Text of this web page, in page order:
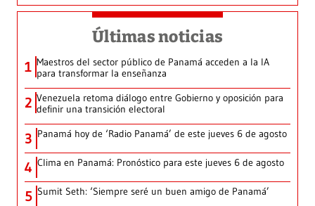
Últimas noticias
1 Maestros del sector público de Panamá acceden a la IA
para transformar la enseñanza
2 Venezuela retoma diálogo entre Gobierno y oposición para
definir una transición electoral
3 Panamá hoy de ‘Radio Panamá’ de este jueves 6 de agosto
4 Clima en Panamá: Pronóstico para este jueves 6 de agosto
5 Sumit Seth: ‘Siempre seré un buen amigo de Panamá’